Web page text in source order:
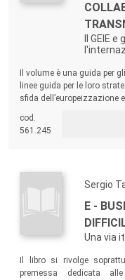
Il GEIE
Il volume è una guida per
linee guida per le loro
sfida dell’europeizzazione
cod.
561.245
Sergio
E -
Una via
Il libro si rivolge
premessa dedicata